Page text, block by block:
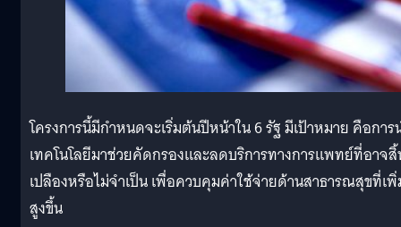
โครงการนี้มีกำหนดจะเริ่มต้นปีหน้าใน 6 รัฐ มีเป้าหมาย คือการ
เทคโนโลยีมาช่วยคัดกรองและลดบริการทางการแพทย์ที่อาจ
เปลืองหรือไม่จำเป็น เพื่อควบคุมค่าใช้จ่ายด้านสาธารณสุขที่เ
สูงขึ้น